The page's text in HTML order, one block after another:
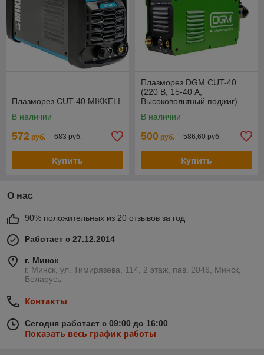
Плазморез CUT-40 MIKKELI
В наличии
572 руб. 683 руб.
Купить
Плазморез DGM CUT-40
(220 В; 15-40 А;
Высоковольтный поджиг)
В наличии
500 руб. 586,60 руб.
Купить
О нас
90% положительных из 20 отзывов за год
Работает с 27.12.2014
г. Минск
г. Минск, ул. Тимирязева, 114, 2 этаж, пав. 2046, Минск,
Беларусь
Контакты
Сегодня работает с 09:00 до 16:00
Показать весь график работы